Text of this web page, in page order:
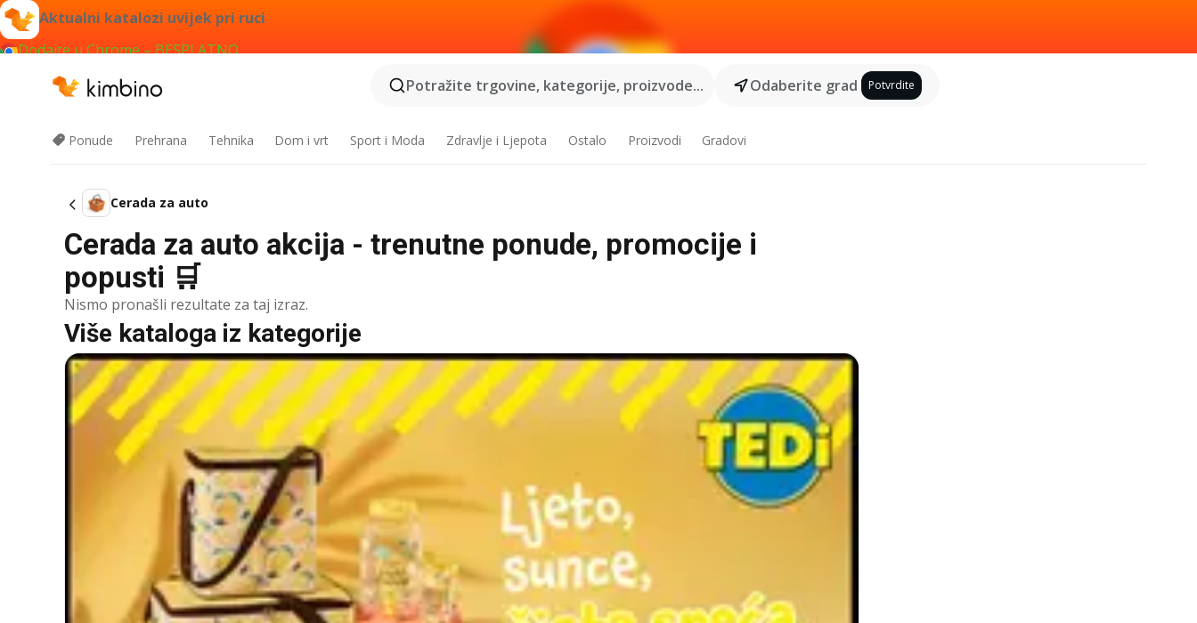
Aktualni katalozi uvijek pri ruci
Dodajte u Chrome – BESPLATNO
Potražite trgovine, kategorije, proizvode...
Odaberite grad Potvrdite
Ponude Prehrana Tehnika Dom i vrt Sport i Moda Zdravlje i Ljepota Ostalo Proizvodi Gradovi
Cerada za auto
Cerada za auto akcija - trenutne ponude, promocije i
popusti 🛒
Nismo pronašli rezultate za taj izraz.
Više kataloga iz kategorije